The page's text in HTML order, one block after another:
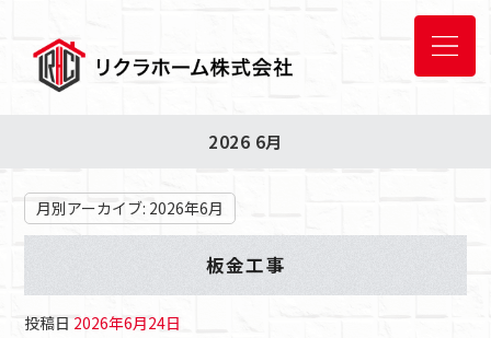
2026 6月
月別アーカイブ: 2026年6月
板金工事
投稿日 2026年6月24日